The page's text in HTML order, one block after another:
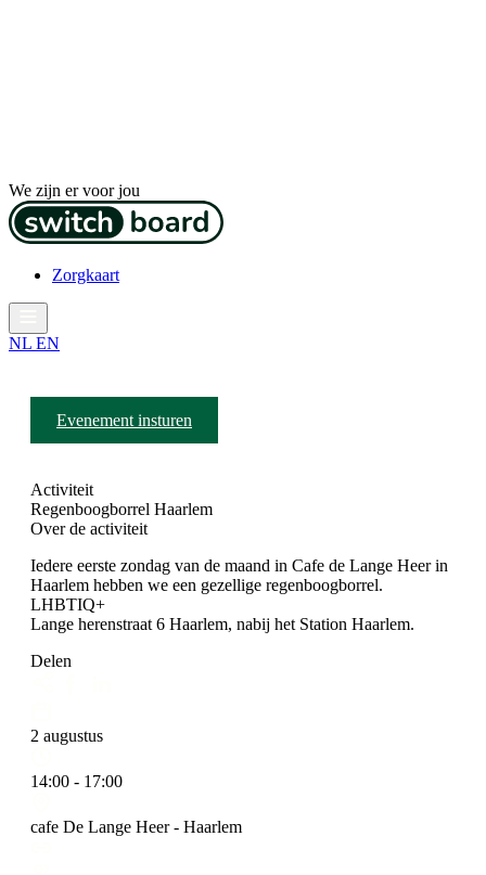
We zijn er voor jou
Zorgkaart
NL EN
Evenement insturen
Activiteit
Regenboogborrel Haarlem
Over de activiteit
Iedere eerste zondag van de maand in Cafe de Lange Heer in
Haarlem hebben we een gezellige regenboogborrel.
LHBTIQ+
Lange herenstraat 6 Haarlem, nabij het Station Haarlem.
Delen
2 augustus
14:00 - 17:00
cafe De Lange Heer - Haarlem